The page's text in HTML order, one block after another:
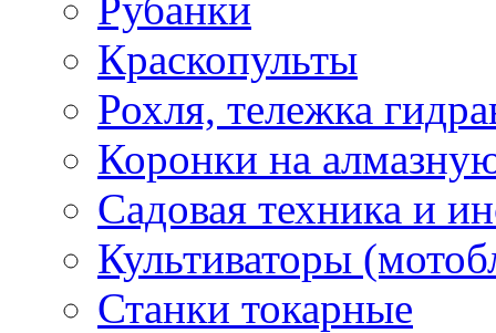
Краскопульты
Рохля, тележка
Коронки на
Садовая техника и
Культиваторы
Станки токарные